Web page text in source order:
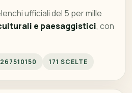
ufficiali del 5 per mille
e paesaggistici, con
171 SCELTE